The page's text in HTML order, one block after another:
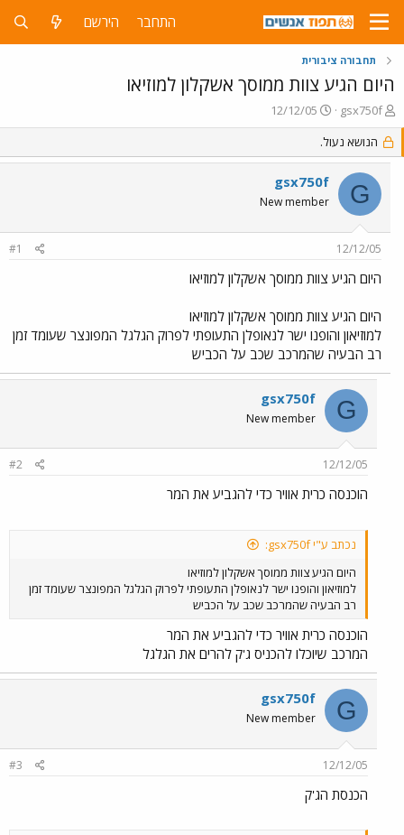
התחבר הירשם
תחבורה ציבורית
היום הגיע צוות ממוסך אשקלון למוזיאו
פ
ו
ת
ח
נ
gsx750f
פ
ו
ס
ם
ב
ת
ך
12/12/05
הנושא נעול.
G
gsx750f
New member
12/12/05
#1
היום הגיע צוות ממוסך אשקלון למוזיאו
היום הגיע צוות ממוסך אשקלון למוזיאו
למוזיאון והופנו ישר לנאופלן התעופתי לפרוק הגלגל המפונצר שעומד זמן
רב הבעיה שהמרכב שכב על הכביש
G
gsx750f
New member
12/12/05
#2
הוכנסה כרית אוויר כדי להגביע את המר
נכתב ע"י gsx750f:
היום הגיע צוות ממוסך אשקלון למוזיאו
למוזיאון והופנו ישר לנאופלן התעופתי לפרוק הגלגל המפונצר שעומד זמן
רב הבעיה שהמרכב שכב על הכביש
הוכנסה כרית אוויר כדי להגביע את המר
המרכב שיוכלו להכניס ג'ק להרים את הגלגל
G
gsx750f
New member
12/12/05
#3
הכנסת הג'ק